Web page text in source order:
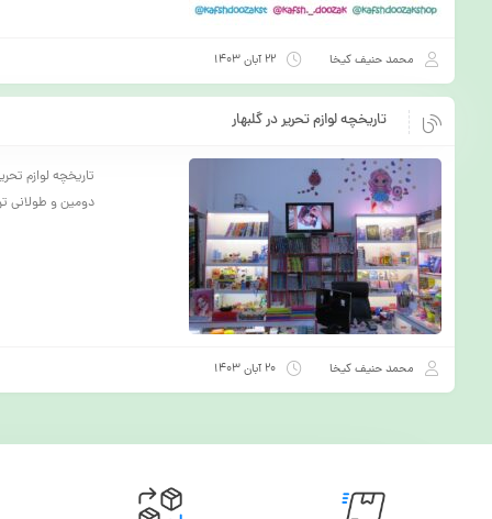
محمد حنیف کیخا 22 آبان 1403
تاریخچه لوازم تحریر در گلبهار
دومین و طولانی
محمد حنیف کیخا 20 آبان 1403